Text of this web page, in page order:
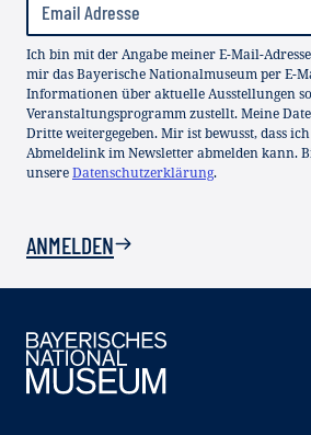
Ich bin mit der Angabe meiner E-Mail-
mir das Bayerische Nationalmuseum per E-
Informationen über aktuelle Ausstellungen
Veranstaltungsprogramm zustellt. Meine
Dritte weitergegeben. Mir ist bewusst, dass
Abmeldelink im Newsletter abmelden kann.
unsereDatenschutzerklärung.
ANMELDEN